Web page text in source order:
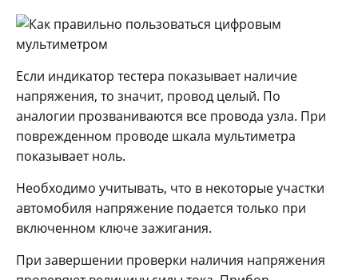
Если индикатор тестера показывает наличие
напряжения, то значит, провод целый. По
аналогии прозваниваются все провода узла. При
поврежденном проводе шкала мультиметра
показывает ноль.
Необходимо учитывать, что в некоторые участки
автомобиля напряжение подается только при
включенном ключе зажигания.
При завершении проверки наличия напряжения